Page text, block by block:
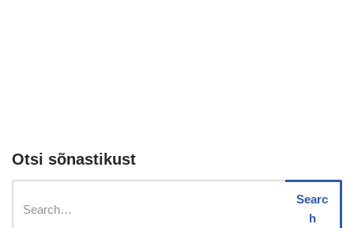
Otsi sõnastikust
Searc
h